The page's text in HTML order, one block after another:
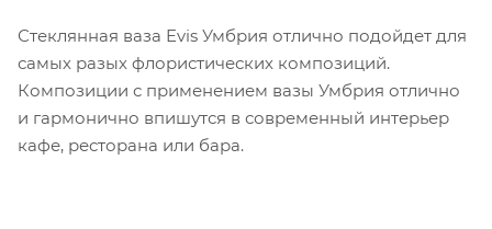
Стеклянная ваза Evis Умбрия отлично подойдет для
самых разых флористических композиций.
Композиции с применением вазы Умбрия отлично
и гармонично впишутся в современный интерьер
кафе, ресторана или бара.